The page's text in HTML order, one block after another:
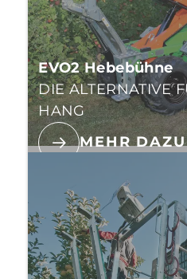
EVO2 Hebebühne
DIE ALTERNATIVE
HANG
MEHR DAZU